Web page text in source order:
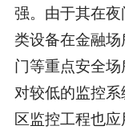
强。由于其在
类设备在金融
门等重点安全
对较低的监控
区监控工程也应